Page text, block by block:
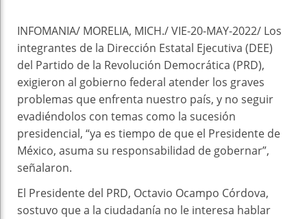
INFOMANIA/ MORELIA, MICH./ VIE-20-MAY-2022/ Los
integrantes de la Dirección Estatal Ejecutiva (DEE)
del Partido de la Revolución Democrática (PRD),
exigieron al gobierno federal atender los graves
problemas que enfrenta nuestro país, y no seguir
evadiéndolos con temas como la sucesión
presidencial, “ya es tiempo de que el Presidente de
México, asuma su responsabilidad de gobernar”,
señalaron.
El Presidente del PRD, Octavio Ocampo Córdova,
sostuvo que a la ciudadanía no le interesa hablar